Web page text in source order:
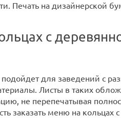
Печать на дизайнерской
с
для заведений с
Листы в таких
не перепечатывая
заказать меню на